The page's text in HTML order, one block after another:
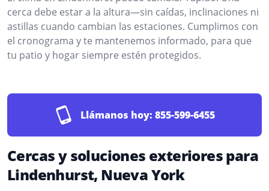
cerca debe estar a la altura—sin caídas, inclinaciones ni
astillas cuando cambian las estaciones. Cumplimos con
el cronograma y te mantenemos informado, para que
tu patio y hogar siempre estén protegidos.
Llámanos hoy: 855-599-6455
Cercas y soluciones exteriores para
Lindenhurst, Nueva York